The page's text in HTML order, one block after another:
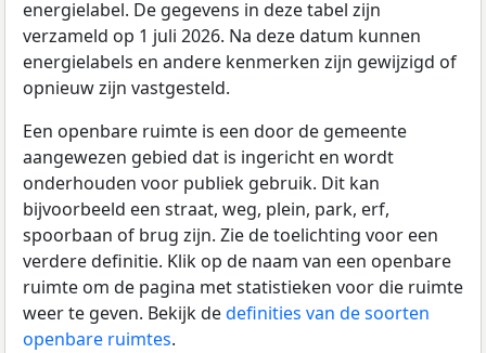
energielabel. De gegevens in deze tabel zijn
verzameld op 1 juli 2026. Na deze datum kunnen
energielabels en andere kenmerken zijn gewijzigd of
opnieuw zijn vastgesteld.
Een openbare ruimte is een door de gemeente
aangewezen gebied dat is ingericht en wordt
onderhouden voor publiek gebruik. Dit kan
bijvoorbeeld een straat, weg, plein, park, erf,
spoorbaan of brug zijn. Zie de toelichting voor een
verdere definitie. Klik op de naam van een openbare
ruimte om de pagina met statistieken voor die ruimte
weer te geven. Bekijk dedefinities van de soorten
openbare ruimtes.